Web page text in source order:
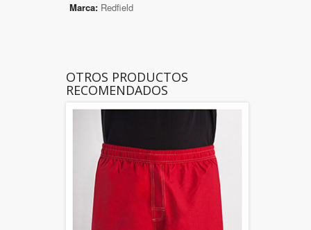
Marca: Redfield
OTROS PRODUCTOS
RECOMENDADOS